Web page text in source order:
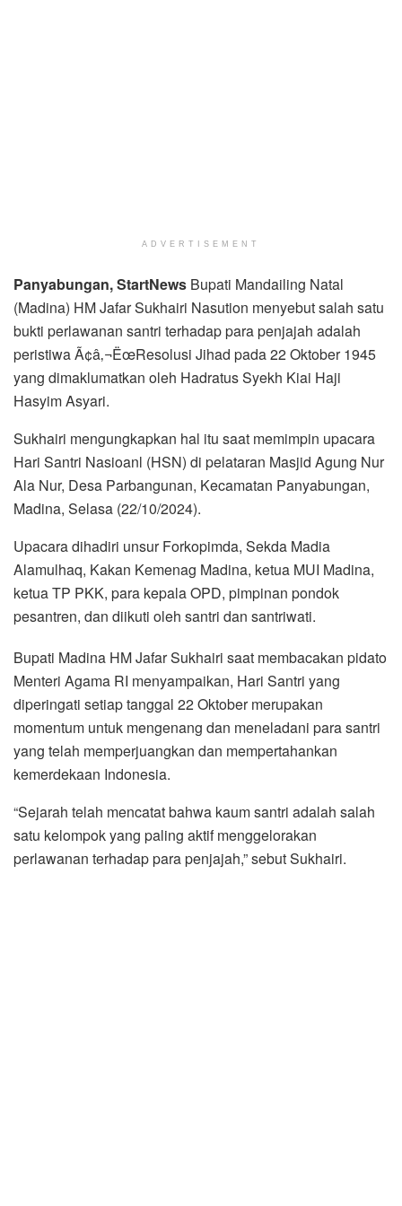
ADVERTISEMENT
Panyabungan, StartNews Bupati Mandailing Natal
(Madina) HM Jafar Sukhairi Nasution menyebut salah satu
bukti perlawanan santri terhadap para penjajah adalah
peristiwa Ã¢â‚¬ËœResolusi Jihad pada 22 Oktober 1945
yang dimaklumatkan oleh Hadratus Syekh Kiai Haji
Hasyim Asyari.
Sukhairi mengungkapkan hal itu saat memimpin upacara
Hari Santri Nasioanl (HSN) di pelataran Masjid Agung Nur
Ala Nur, Desa Parbangunan, Kecamatan Panyabungan,
Madina, Selasa (22/10/2024).
Upacara dihadiri unsur Forkopimda, Sekda Madia
Alamulhaq, Kakan Kemenag Madina, ketua MUI Madina,
ketua TP PKK, para kepala OPD, pimpinan pondok
pesantren, dan diikuti oleh santri dan santriwati.
Bupati Madina HM Jafar Sukhairi saat membacakan pidato
Menteri Agama RI menyampaikan, Hari Santri yang
diperingati setiap tanggal 22 Oktober merupakan
momentum untuk mengenang dan meneladani para santri
yang telah memperjuangkan dan mempertahankan
kemerdekaan Indonesia.
“Sejarah telah mencatat bahwa kaum santri adalah salah
satu kelompok yang paling aktif menggelorakan
perlawanan terhadap para penjajah,” sebut Sukhairi.